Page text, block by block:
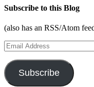
in
Windows
10
sein
sollte"
Subscribe to this Blog
(also has an RSS/Atom
Email
Address
Subscribe